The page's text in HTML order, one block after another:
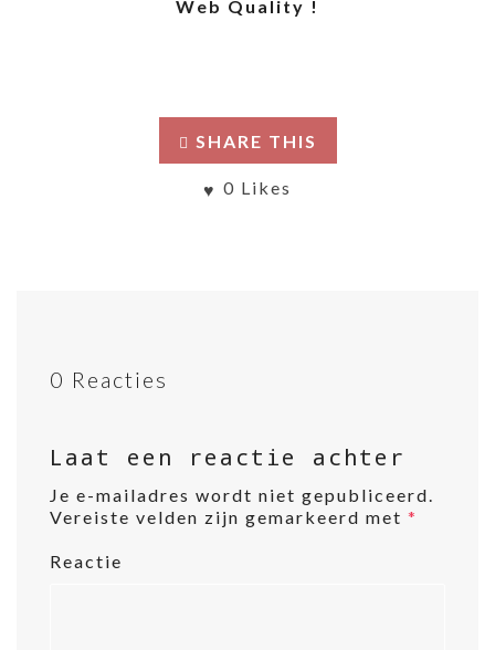
Web Quality !
SHARE THIS
0 Likes
0 Reacties
Laat een reactie achter
Je e-mailadres wordt niet gepubliceerd.
Vereiste velden zijn gemarkeerd met *
Reactie